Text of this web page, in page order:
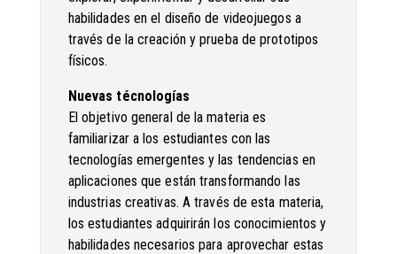
habilidades en el diseño de videojuegos a
través de la creación y prueba de prototipos
físicos.
Nuevas técnologías
El objetivo general de la materia es
familiarizar a los estudiantes con las
tecnologías emergentes y las tendencias en
aplicaciones que están transformando las
industrias creativas. A través de esta materia,
los estudiantes adquirirán los conocimientos y
habilidades necesarios para aprovechar estas